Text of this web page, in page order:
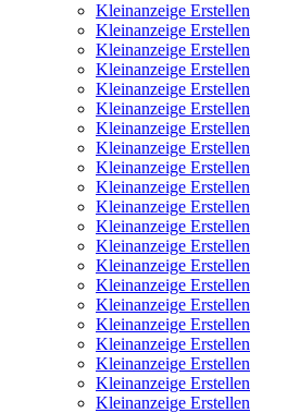
Kleinanzeige Erstellen
Kleinanzeige Erstellen
Kleinanzeige Erstellen
Kleinanzeige Erstellen
Kleinanzeige Erstellen
Kleinanzeige Erstellen
Kleinanzeige Erstellen
Kleinanzeige Erstellen
Kleinanzeige Erstellen
Kleinanzeige Erstellen
Kleinanzeige Erstellen
Kleinanzeige Erstellen
Kleinanzeige Erstellen
Kleinanzeige Erstellen
Kleinanzeige Erstellen
Kleinanzeige Erstellen
Kleinanzeige Erstellen
Kleinanzeige Erstellen
Kleinanzeige Erstellen
Kleinanzeige Erstellen
Kleinanzeige Erstellen